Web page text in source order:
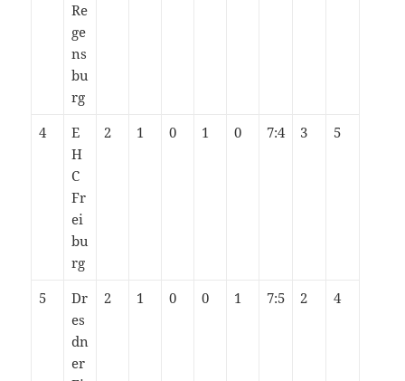
Re
ge
ns
bu
rg
4
E
H
C
Fr
ei
bu
rg
2 1 0 1 0 7:4 3 5
5
Dr
es
dn
er
2 1 0 0 1 7:5 2 4